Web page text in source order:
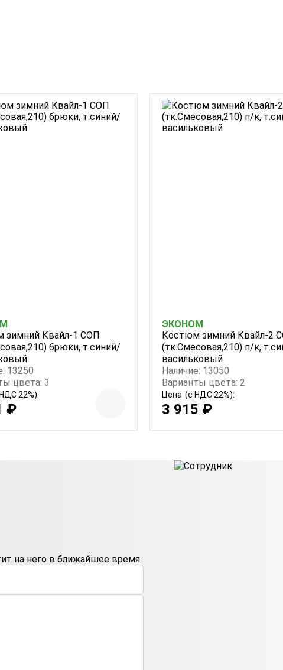
зимний Квайл-1 СОП
брюки, т.синий/
13250
цвета: 3
22%):
₽
ЭКОНОМ
Костюм зимний Квайл-2
(тк.Смесовая,210) п/к,
васильковый
Наличие: 13050
Варианты цвета: 2
Цена (с НДС 22%):
3 915 ₽
на него в ближайшее время.